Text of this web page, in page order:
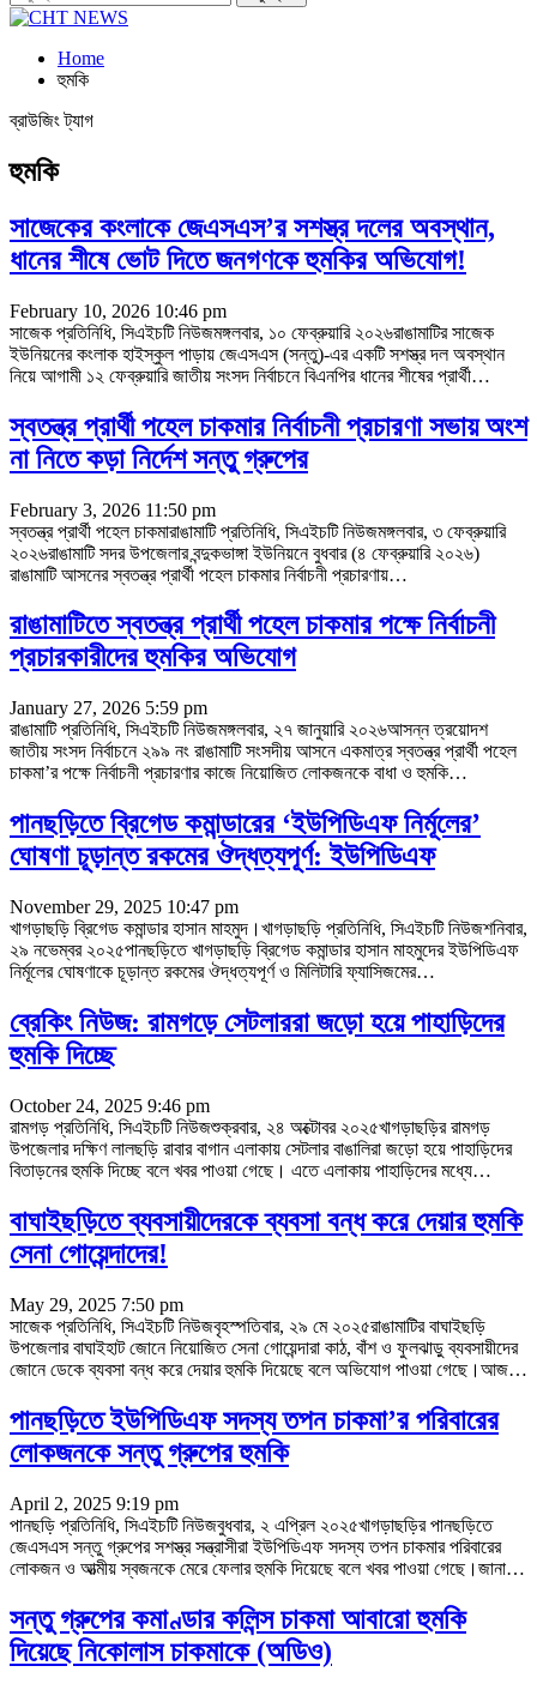
Home
হুমকি
ব্রাউজিং ট্যাগ
হুমকি
সাজেকের কংলাকে জেএসএস’র সশস্ত্র দলের অবস্থান,
ধানের শীষে ভোট দিতে জনগণকে হুমকির অভিযোগ!
February 10, 2026 10:46 pm
সাজেক প্রতিনিধি, সিএইচটি নিউজমঙ্গলবার, ১০ ফেব্রুয়ারি ২০২৬রাঙামাটির সাজেক
ইউনিয়নের কংলাক হাইস্কুল পাড়ায় জেএসএস (সন্তু)-এর একটি সশস্ত্র দল অবস্থান
নিয়ে আগামী ১২ ফেব্রুয়ারি জাতীয় সংসদ নির্বাচনে বিএনপির ধানের শীষের প্রার্থী…
স্বতন্ত্র প্রার্থী পহেল চাকমার নির্বাচনী প্রচারণা সভায় অংশ
না নিতে কড়া নির্দেশ সন্তু গ্রুপের
February 3, 2026 11:50 pm
স্বতন্ত্র প্রার্থী পহেল চাকমারাঙামাটি প্রতিনিধি, সিএইচটি নিউজমঙ্গলবার, ৩ ফেব্রুয়ারি
২০২৬রাঙামাটি সদর উপজেলার বন্দুকভাঙ্গা ইউনিয়নে বুধবার (৪ ফেব্রুয়ারি ২০২৬)
রাঙামাটি আসনের স্বতন্ত্র প্রার্থী পহেল চাকমার নির্বাচনী প্রচারণায়…
রাঙামাটিতে স্বতন্ত্র প্রার্থী পহেল চাকমার পক্ষে নির্বাচনী
প্রচারকারীদের হুমকির অভিযোগ
January 27, 2026 5:59 pm
রাঙামাটি প্রতিনিধি, সিএইচটি নিউজমঙ্গলবার, ২৭ জানুয়ারি ২০২৬আসন্ন ত্রয়োদশ
জাতীয় সংসদ নির্বাচনে ২৯৯ নং রাঙামাটি সংসদীয় আসনে একমাত্র স্বতন্ত্র প্রার্থী পহেল
চাকমা’র পক্ষে নির্বাচনী প্রচারণার কাজে নিয়োজিত লোকজনকে বাধা ও হুমকি…
পানছড়িতে ব্রিগেড কমান্ডারের ‘ইউপিডিএফ নির্মূলের’
ঘোষণা চূড়ান্ত রকমের ঔদ্ধত্যপূর্ণ: ইউপিডিএফ
November 29, 2025 10:47 pm
খাগড়াছড়ি ব্রিগেড কমান্ডার হাসান মাহমুদ।খাগড়াছড়ি প্রতিনিধি, সিএইচটি নিউজশনিবার,
২৯ নভেম্বর ২০২৫পানছড়িতে খাগড়াছড়ি ব্রিগেড কমান্ডার হাসান মাহমুদের ইউপিডিএফ
নির্মূলের ঘোষণাকে চূড়ান্ত রকমের ঔদ্ধত্যপূর্ণ ও মিলিটারি ফ্যাসিজমের…
ব্রেকিং নিউজ: রামগড়ে সেটলাররা জড়ো হয়ে পাহাড়িদের
হুমকি দিচ্ছে
October 24, 2025 9:46 pm
রামগড় প্রতিনিধি, সিএইচটি নিউজশুক্রবার, ২৪ অক্টোবর ২০২৫খাগড়াছড়ির রামগড়
উপজেলার দক্ষিণ লালছড়ি রাবার বাগান এলাকায় সেটলার বাঙালিরা জড়ো হয়ে পাহাড়িদের
বিতাড়নের হুমকি দিচ্ছে বলে খবর পাওয়া গেছে। এতে এলাকায় পাহাড়িদের মধ্যে…
বাঘাইছড়িতে ব্যবসায়ীদেরকে ব্যবসা বন্ধ করে দেয়ার হুমকি
সেনা গোয়েন্দাদের!
May 29, 2025 7:50 pm
সাজেক প্রতিনিধি, সিএইচটি নিউজবৃহস্পতিবার, ২৯ মে ২০২৫রাঙামাটির বাঘাইছড়ি
উপজেলার বাঘাইহাট জোনে নিয়োজিত সেনা গোয়েন্দারা কাঠ, বাঁশ ও ফুলঝাড়ু ব্যবসায়ীদের
জোনে ডেকে ব্যবসা বন্ধ করে দেয়ার হুমকি দিয়েছে বলে অভিযোগ পাওয়া গেছে।আজ…
পানছড়িতে ইউপিডিএফ সদস্য তপন চাকমা’র পরিবারের
লোকজনকে সন্তু গ্রুপের হুমকি
April 2, 2025 9:19 pm
পানছড়ি প্রতিনিধি, সিএইচটি নিউজবুধবার, ২ এপ্রিল ২০২৫খাগড়াছড়ির পানছড়িতে
জেএসএস সন্তু গ্রুপের সশস্ত্র সন্ত্রাসীরা ইউপিডিএফ সদস্য তপন চাকমার পরিবারের
লোকজন ও আত্মীয় স্বজনকে মেরে ফেলার হুমকি দিয়েছে বলে খবর পাওয়া গেছে।জানা…
সন্তু গ্রুপের কমাণ্ডার কলিন্স চাকমা আবারো হুমকি
দিয়েছে নিকোলাস চাকমাকে (অডিও)